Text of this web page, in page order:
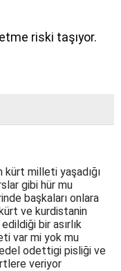
riski taşıyor.
milleti yaşadığı
gibi hür mu
başkaları onlara
ve kurdistanin
bir asırlık
var mi yok mu
odettigi pisliği ve
veriyor